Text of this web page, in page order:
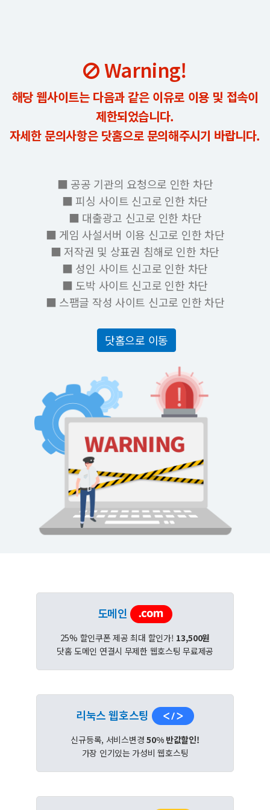
Warning!
해당 웹사이트는 다음과 같은 이유로 이용 및 접속이
제한되었습니다.
자세한 문의사항은 닷홈으로 문의해주시기 바랍니다.
■ 공공 기관의 요청으로 인한 차단
■ 피싱 사이트 신고로 인한 차단
■ 대출광고 신고로 인한 차단
■ 게임 사설서버 이용 신고로 인한 차단
■ 저작권 및 상표권 침해로 인한 차단
■ 성인 사이트 신고로 인한 차단
■ 도박 사이트 신고로 인한 차단
■ 스팸글 작성 사이트 신고로 인한 차단
닷홈으로 이동
도메인
25% 할인쿠폰 제공 최대 할인가! 13,500원
닷홈 도메인 연결시 무제한 웹호스팅 무료제공
리눅스 웹호스팅
신규등록, 서비스변경50% 반값할인!
가장 인기있는 가성비 웹호스팅